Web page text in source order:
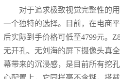
对于追求极致视觉完整性的
一个独特的选择。目前，在电商
后实际到手价格可低至4799元。
无开孔、无刘海的屏下摄像头真
幕带来的沉浸感，是目前所有挖